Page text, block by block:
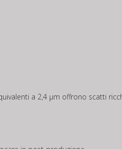
a 2,4 μm offrono scatti